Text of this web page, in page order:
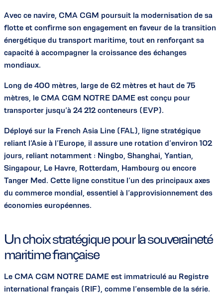
Avec ce navire, CMA CGM poursuit la modernisation de sa
flotte et confirme son engagement en faveur de la transition
énergétique du transport maritime, tout en renforçant sa
capacité à accompagner la croissance des échanges
mondiaux.
Long de 400 mètres, large de 62 mètres et haut de 75
mètres, le CMA CGM NOTRE DAME est conçu pour
transporter jusqu’à 24 212 conteneurs (EVP).
Déployé sur la French Asia Line (FAL), ligne stratégique
reliant l’Asie à l’Europe, il assure une rotation d’environ 102
jours, reliant notamment : Ningbo, Shanghai, Yantian,
Singapour, Le Havre, Rotterdam, Hambourg ou encore
Tanger Med. Cette ligne constitue l’un des principaux axes
du commerce mondial, essentiel à l’approvisionnement des
économies européennes.
Un choix stratégique pour la souveraineté
maritime française
Le CMA CGM NOTRE DAME est immatriculé au Registre
international français (RIF), comme l’ensemble de la série.